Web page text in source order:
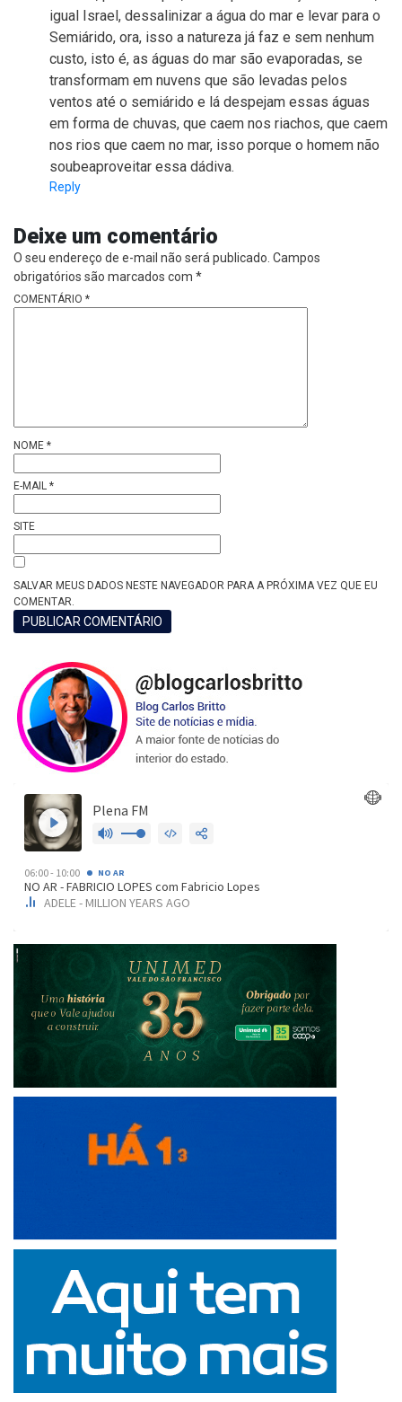
igual Israel, dessalinizar a água do mar e levar para o
Semiárido, ora, isso a natureza já faz e sem nenhum
custo, isto é, as águas do mar são evaporadas, se
transformam em nuvens que são levadas pelos
ventos até o semiárido e lá despejam essas águas
em forma de chuvas, que caem nos riachos, que caem
nos rios que caem no mar, isso porque o homem não
soubeaproveitar essa dádiva.
Reply
Deixe um comentário
O seu endereço de e-mail não será publicado. Campos
obrigatórios são marcados com *
COMENTÁRIO *
NOME *
E-MAIL *
SITE
SALVAR MEUS DADOS NESTE NAVEGADOR PARA A PRÓXIMA VEZ QUE EU
COMENTAR.